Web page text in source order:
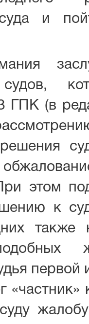
суда и
судов,
ГПК (в
этом
к
первой
«частник»